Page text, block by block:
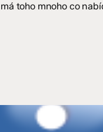
toho mnoho co